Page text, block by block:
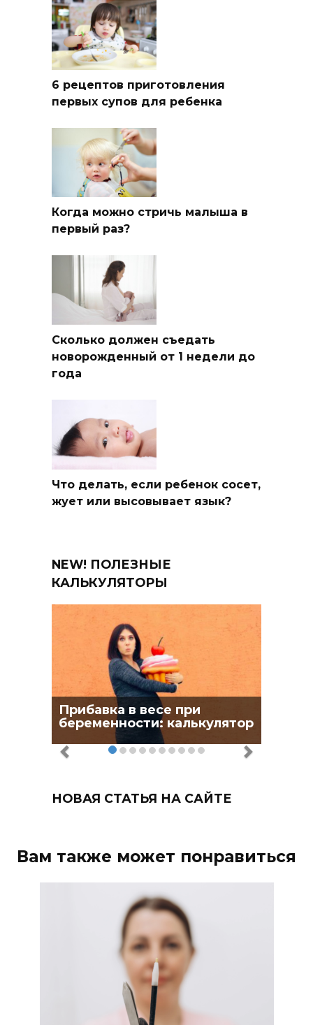
6 рецептов приготовления
первых супов для ребенка
Когда можно стричь малыша в
первый раз?
Сколько должен съедать
новорожденный от 1 недели до
года
Что делать, если ребенок сосет,
жует или высовывает язык?
NEW! ПОЛЕЗНЫЕ
КАЛЬКУЛЯТОРЫ
Прибавка в весе при
беременности: калькулятор
НОВАЯ СТАТЬЯ НА САЙТЕ
Вам также может понравиться